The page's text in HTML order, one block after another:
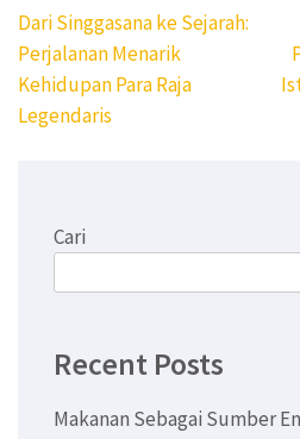
Navigasi
pos
Dari Singgasana ke Sejarah:
Perjalanan Menarik
Kehidupan Para Raja
Legendaris
Cari
Recent Posts
Makanan Sebagai Sumber